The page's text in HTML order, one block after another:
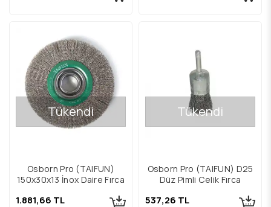
Tükendi
Osborn Pro (TAIFUN)
150x30x13 İnox Daire Fırça
1.881,66 TL
Tükendi
Osborn Pro (TAIFUN) D25
Düz Pimli Çelik Fırça
537,26 TL